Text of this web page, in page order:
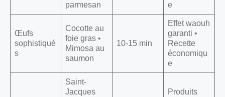
parmesan
e
Œufs
sophistiqué
s
Cocotte au
foie gras •
Mimosa au
saumon
10-15 min
Effet waouh
garanti •
Recette
économiqu
e
Saint-
Jacques
Produits